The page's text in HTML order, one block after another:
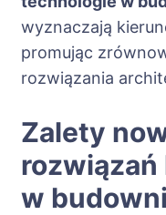
wyznaczają
promując
rozwiązania
Zalety
w